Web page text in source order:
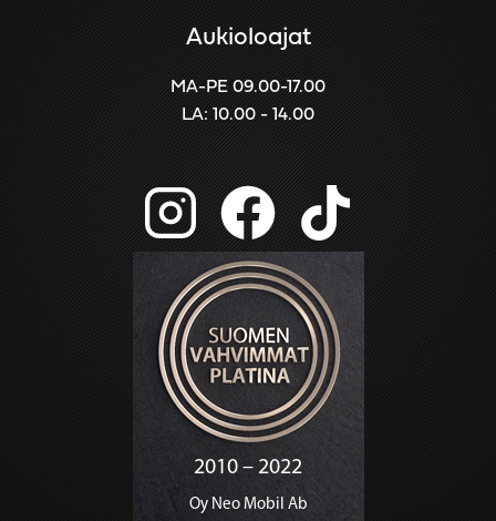
Aukioloajat
MA-PE 09.00-17.00
LA: 10.00 - 14.00